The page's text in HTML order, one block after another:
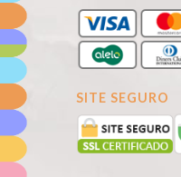
SITE SEGURO